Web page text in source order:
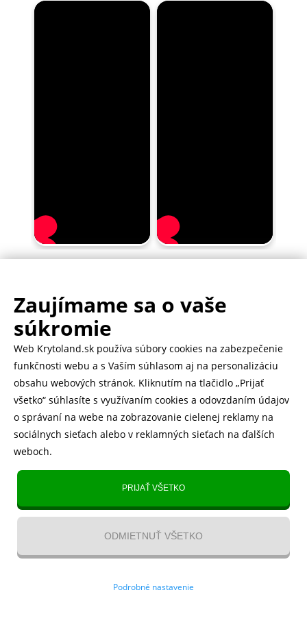
.
Rychlé doručenie 1-2 dní
Heurekazobraziť recenzie
Instagram5.643 fanúšikov
TikTok4.833 fanúšikov
Recenzie /Blog / Magazín
Zaujímame sa o vaše
súkromie
Web Krytoland.sk používa súbory cookies na zabezpečenie
funkčnosti webu a s Vaším súhlasom aj na personalizáciu
obsahu webových stránok. Kliknutím na tlačidlo „Prijať
všetko“ súhlasíte s využívaním cookies a odovzdaním údajov
o správaní na webe na zobrazovanie cielenej reklamy na
sociálnych sieťach alebo v reklamných sieťach na ďalších
weboch.
PRIJAŤ VŠETKO
ODMIETNUŤ VŠETKO
Podrobné nastavenie